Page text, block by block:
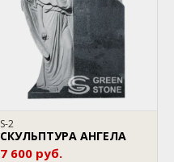
S-2
СКУЛЬПТУРА АНГЕЛА
7 600 руб.